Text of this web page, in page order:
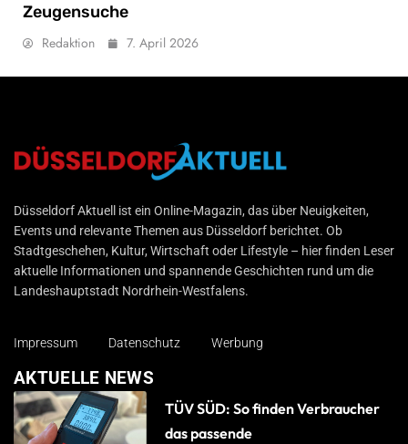
Zeugensuche
Redaktion 7. April 2026
Düsseldorf Aktuell
Düsseldorf Aktuell ist ein Online-Magazin, das über Neuigkeiten,
Events und relevante Themen aus Düsseldorf berichtet. Ob
Stadtgeschehen, Kultur, Wirtschaft oder Lifestyle – hier finden Leser
aktuelle Informationen und spannende Geschichten rund um die
Landeshauptstadt Nordrhein-Westfalens.
Impressum Datenschutz Werbung
AKTUELLE NEWS
TÜV SÜD: So finden Verbraucher
das passende